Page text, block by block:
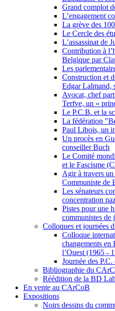
Grand complot
L’engagement
La grève des
Le Cercle des
L’assassinat de
Contribution à
Belgique par
Les
Construction et
Edgar Lalmand,
Avocat, chef
Terfve, un «
Le P.C.B. et la
La fédération
Paul Libois, un
Un procès en
conseiller Buch
Le Comité
et le Fascisme
Agir à travers
Communiste de
Les sénateurs
concentration
Pistes pour une
communistes de
Colloques et journées
Colloque
changements en
l’Ouest (1965 -
Journée des
Bibliographie du
Réédition de la BD
En vente au CArCoB
Expositions
Noirs dessins du